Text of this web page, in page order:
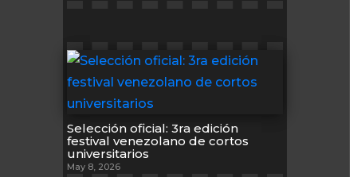
Selección oficial: 3ra edición
festival venezolano de cortos
universitarios
May 8, 2026